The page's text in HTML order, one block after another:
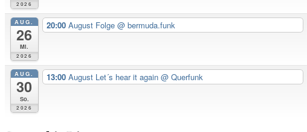
2026
AUG.
26
Mi.
2026
20:00 August Folge @ bermuda.funk
AUG.
30
So.
2026
13:00 August Let´s hear it again @ Querfunk